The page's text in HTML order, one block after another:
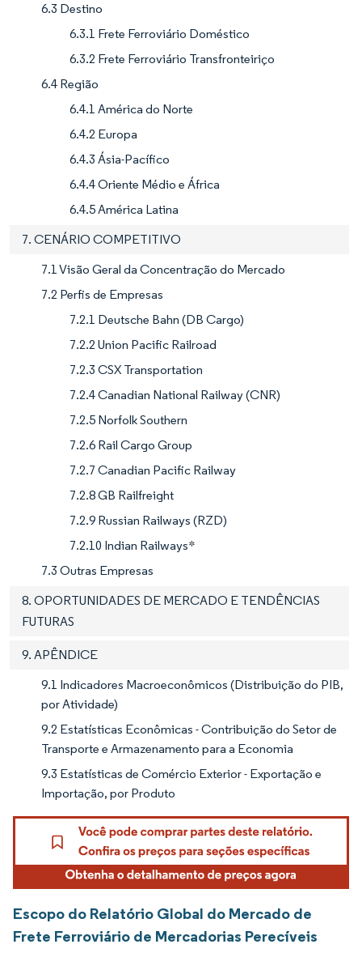
6.3 Destino
6.3.1 Frete Ferroviário Doméstico
6.3.2 Frete Ferroviário Transfronteiriço
6.4 Região
6.4.1 América do Norte
6.4.2 Europa
6.4.3 Ásia-Pacífico
6.4.4 Oriente Médio e África
6.4.5 América Latina
7. CENÁRIO COMPETITIVO
7.1 Visão Geral da Concentração do Mercado
7.2 Perfis de Empresas
7.2.1 Deutsche Bahn (DB Cargo)
7.2.2 Union Pacific Railroad
7.2.3 CSX Transportation
7.2.4 Canadian National Railway (CNR)
7.2.5 Norfolk Southern
7.2.6 Rail Cargo Group
7.2.7 Canadian Pacific Railway
7.2.8 GB Railfreight
7.2.9 Russian Railways (RZD)
7.2.10 Indian Railways*
7.3 Outras Empresas
8. OPORTUNIDADES DE MERCADO E TENDÊNCIAS
FUTURAS
9. APÊNDICE
9.1 Indicadores Macroeconômicos (Distribuição do PIB,
por Atividade)
9.2 Estatísticas Econômicas - Contribuição do Setor de
Transporte e Armazenamento para a Economia
9.3 Estatísticas de Comércio Exterior - Exportação e
Importação, por Produto
Escopo do Relatório Global do Mercado de
Frete Ferroviário de Mercadorias Perecíveis